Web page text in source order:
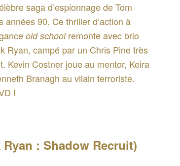
saga d’espionnage de Tom
90. Ce thriller d’action à
old schoolremonte avec brio
Ryan, campé par un Chris Pine très
Kevin Costner joue au mentor, Keira
Branagh au vilain terroriste.
!
: Shadow Recruit)